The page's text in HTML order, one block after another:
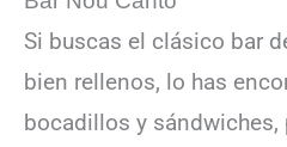
Si buscas el clásico bar
bien rellenos, lo has
bocadillos y sándwiches,